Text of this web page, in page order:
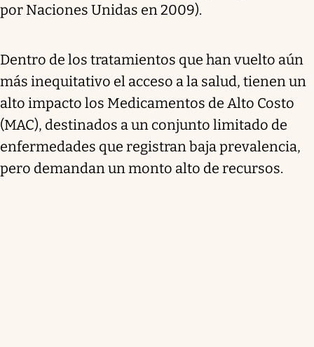
por Naciones Unidas en 2009).
Dentro de los tratamientos que han vuelto aún
más inequitativo el acceso a la salud, tienen un
alto impacto los Medicamentos de Alto Costo
(MAC), destinados a un conjunto limitado de
enfermedades que registran baja prevalencia,
pero demandan un monto alto de recursos.